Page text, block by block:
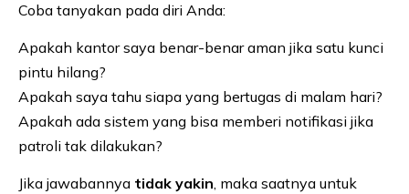
Coba tanyakan pada diri Anda:
Apakah kantor saya benar-benar aman jika satu kunci
pintu hilang?
Apakah saya tahu siapa yang bertugas di malam hari?
Apakah ada sistem yang bisa memberi notifikasi jika
patroli tak dilakukan?
Jika jawabannya tidak yakin, maka saatnya untuk